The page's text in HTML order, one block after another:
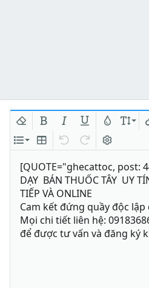
Xóa định dạng
In đậmIn nghiêng
Gạch chân
Màu chữ
Danh sách
Insert table
Quay lại
Làm lạiBật/tắt BB
[QUOTE="ghecattoc, post:
DẠY BÁN THUỐC TÂY UY
TIẾP VÀ ONLINE
Cam kết đứng quầy độc
Mọi chi tiết liên hệ:
để được tư vấn và đăng ký